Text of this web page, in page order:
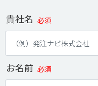
貴社名 必須
お名前 必須